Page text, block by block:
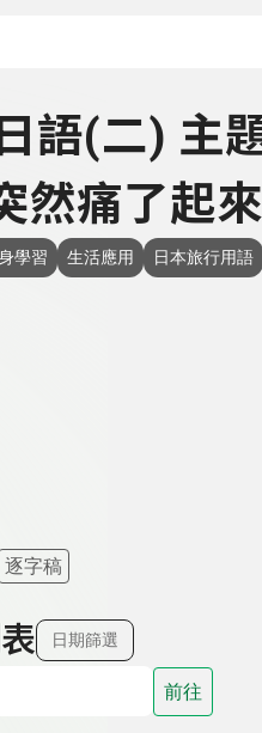
語(二) 主
然痛了起來
學習 生活應用 日本旅行用語
逐字稿
日期篩選
前往